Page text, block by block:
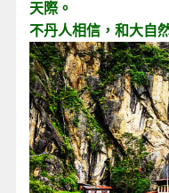
天際。
不丹人相信，和大自